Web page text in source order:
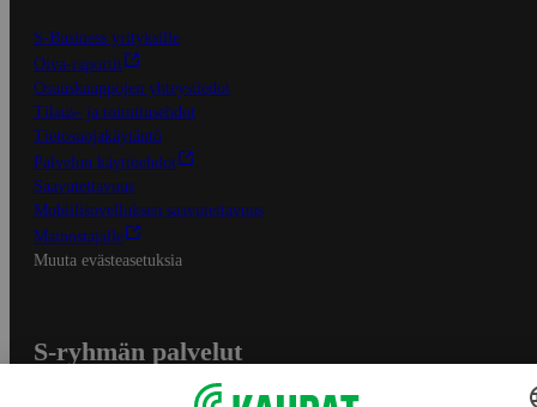
S-Business yrityksille
Oiva-raportit
Osuuskauppojen yhteystiedot
Tilaus- ja toimitusehdot
Tietosuojakäytäntö
Palvelun käyttöehdot
Saavutettavuus
Mobiilisovelluksen saavutettavuus
Mainostajalle
Muuta evästeasetuksia
S-ryhmän palvelut